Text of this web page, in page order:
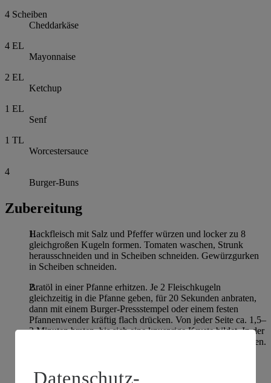
4 Scheiben
Cheddarkäse
4 EL
Mayonnaise
2 EL
Ketchup
1 EL
Senf
1 TL
Worcestersauce
4
Burger-Buns
Zubereitung
Hackfleisch mit Salz und Pfeffer würzen und locker zu 8
gleichgroßen Kugeln formen. Tomaten waschen, Strunk
herausschneiden und in Scheiben schneiden. Gewürzgurken
in Scheiben schneiden.
Bratöl in einer Pfanne erhitzen. Je 2 Fleischkugeln
gleichzeitig in die Pfanne geben, für 20 Sekunden anbraten,
dann mit einem Burger-Pressstempel oder einem festen
Pfannenwender kräftig flach drücken. Von jeder Seite ca. 1,5–
2 Minuten braten, bis sich eine knusprige Kruste bildet. In der
letzten Minute eine Scheibe Cheddar auflegen und schmelzen.
Mayonnaise, Ketchup, Senf, Worcestersoße und 1-2 TL
Datenschutz-